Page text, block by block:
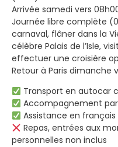
Arrivée samedi vers
Journée libre complète
carnaval, flâner dans la
célèbre Palais de l’Isle,
effectuer une croisière
Retour à Paris dimanche
Transport en autocar
Accompagnement par
Assistance en
Repas, entrées aux
personnelles non inclus